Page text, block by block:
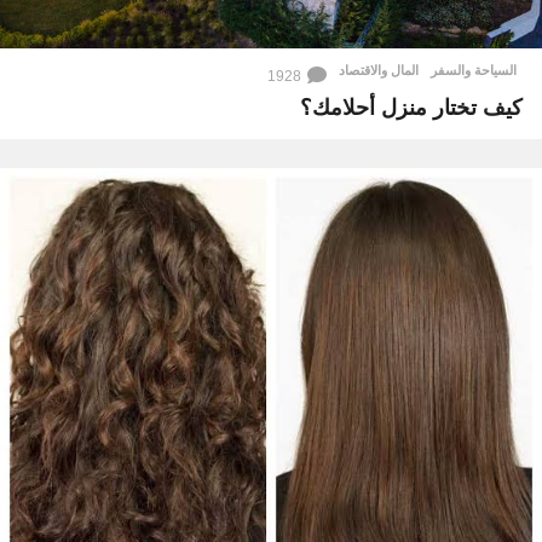
السياحة والسفر ,
المال والاقتصاد 1928
كيف تختار منزل أحلامك؟